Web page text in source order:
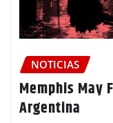
NOTICIAS
Memphis May
Argentina